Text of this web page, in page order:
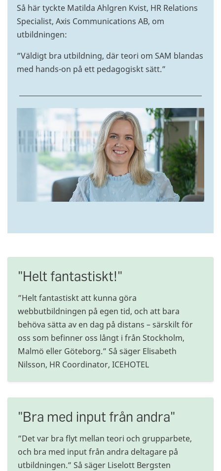
Så här tyckte Matilda Ahlgren Kvist, HR Relations
Specialist, Axis Communications AB, om
utbildningen:
”Väldigt bra utbildning, där teori om SAM blandas
med hands-on på ett pedagogiskt sätt.”
"Helt fantastiskt!"
”Helt fantastiskt att kunna göra
webbutbildningen på egen tid, och att bara
behöva sätta av en dag på distans – särskilt för
oss som befinner oss långt i från Stockholm,
Malmö eller Göteborg.” Så säger Elisabeth
Nilsson, HR Coordinator, ICEHOTEL
"Bra med input från andra"
”Det var bra flyt mellan teori och grupparbete,
och bra med input från andra deltagare på
utbildningen.” Så säger Liselott Bergsten